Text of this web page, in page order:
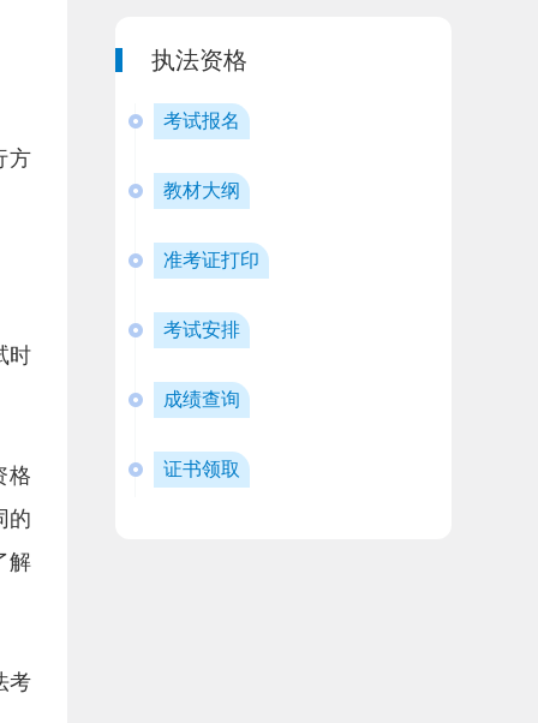
方
时
格
的
解
考
执法资格
考试报名
教材大纲
准考证打印
考试安排
成绩查询
证书领取